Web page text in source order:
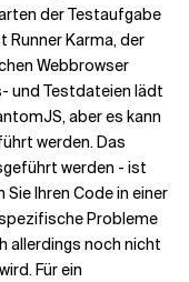
der Testaufgabe
Karma, der
Webbrowser
und Testdateien lädt
aber es kann
werden. Das
werden - ist
Ihren Code in einer
Probleme
allerdings noch nicht
Für ein